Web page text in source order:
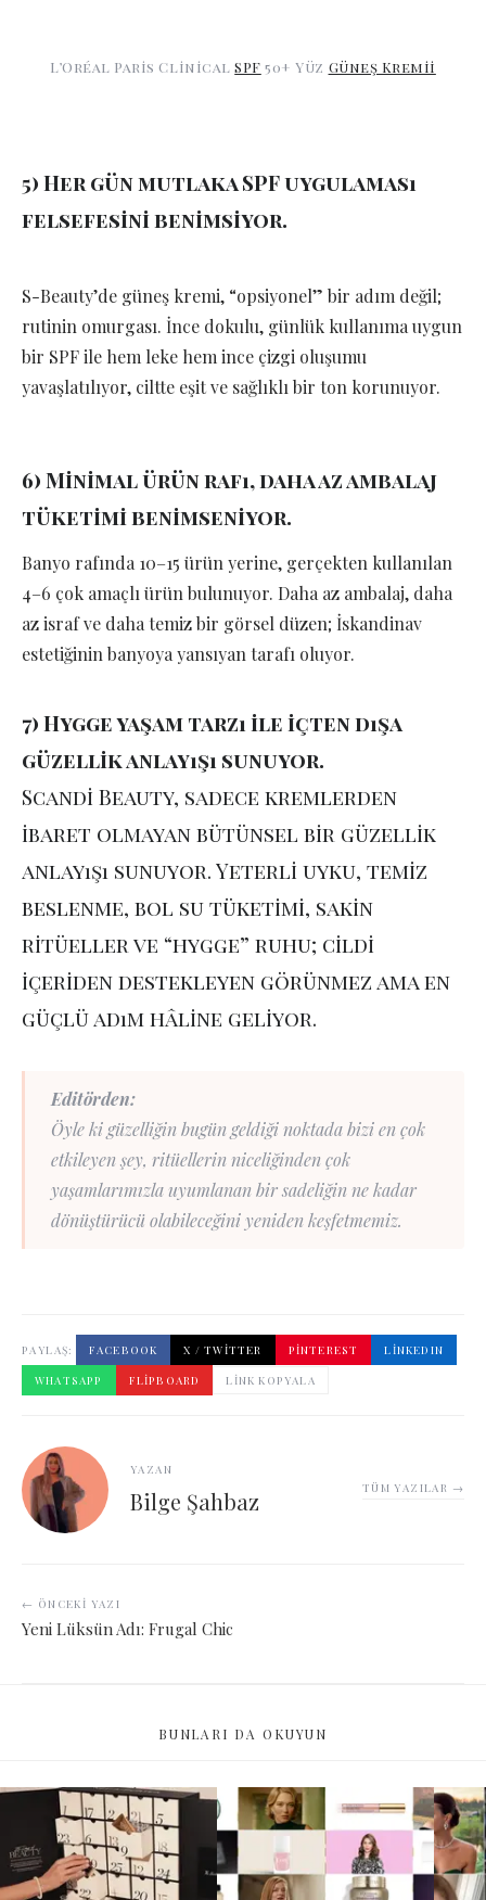
L’Oréal Paris ClinicalSPF 50+ Yüz Güneş Kremii
5) Her gün mutlaka SPF uygulaması
felsefesini benimsiyor.
S-Beauty’de güneş kremi, “opsiyonel” bir adım değil;
rutinin omurgası. İnce dokulu, günlük kullanıma uygun
bir SPF ile hem leke hem ince çizgi oluşumu
yavaşlatılıyor, ciltte eşit ve sağlıklı bir ton korunuyor.
6) Minimal ürün rafı, daha az ambalaj
tüketimi benimseniyor.
Banyo rafında 10–15 ürün yerine, gerçekten kullanılan
4–6 çok amaçlı ürün bulunuyor. Daha az ambalaj, daha
az israf ve daha temiz bir görsel düzen; İskandinav
estetiğinin banyoya yansıyan tarafı oluyor.
7) Hygge yaşam tarzı ile içten dışa
güzellik anlayışı sunuyor.
Scandi Beauty, sadece kremlerden
ibaret olmayan bütünsel bir güzellik
anlayışı sunuyor. Yeterli uyku, temiz
beslenme, bol su tüketimi, sakin
ritüeller ve “hygge” ruhu; cildi
içeriden destekleyen görünmez ama en
güçlü adım hâline geliyor.
Editörden:
Öyle ki güzelliğin bugün geldiği noktada bizi en çok
etkileyen şey, ritüellerin niceliğinden çok
yaşamlarımızla uyumlanan bir sadeliğin ne kadar
dönüştürücü olabileceğini yeniden keşfetmemiz.
PAYLAŞ: FACEBOOK X / TWITTER PINTEREST
LINKEDIN
WHATSAPP
FLIPBOARD LINK KOPYALA
YAZAN
Bilge Şahbaz TÜM YAZILAR →
← ÖNCEKI YAZI
Yeni Lüksün Adı: Frugal Chic
BUNLARI DA OKUYUN